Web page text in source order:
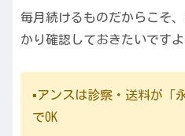
毎月続けるものだからこそ
かり確認しておきたいですよ
▪️アンスは診察・送料が「
でOK